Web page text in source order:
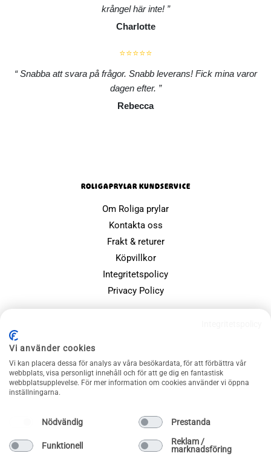
krångel här inte!
Charlotte
⭐⭐⭐⭐⭐
Snabba att svara på frågor. Snabb leverans! Fick mina varor
dagen efter.
Rebecca
ROLIGAPRYLAR KUNDSERVICE
Om Roliga prylar
Kontakta oss
Frakt & returer
Köpvillkor
Integritetspolicy
Privacy Policy
Julklappsspelet
Merchandise
Vi använder cookies
Vi kan placera dessa för analys av våra besökardata, för att förbättra vår
webbplats, visa personligt innehåll och för att ge dig en fantastisk
webbplatsupplevelse. För mer information om cookies använder vi öppna
inställningarna.
Nödvändig Prestanda
Funktionell
Reklam /
marknadsföring